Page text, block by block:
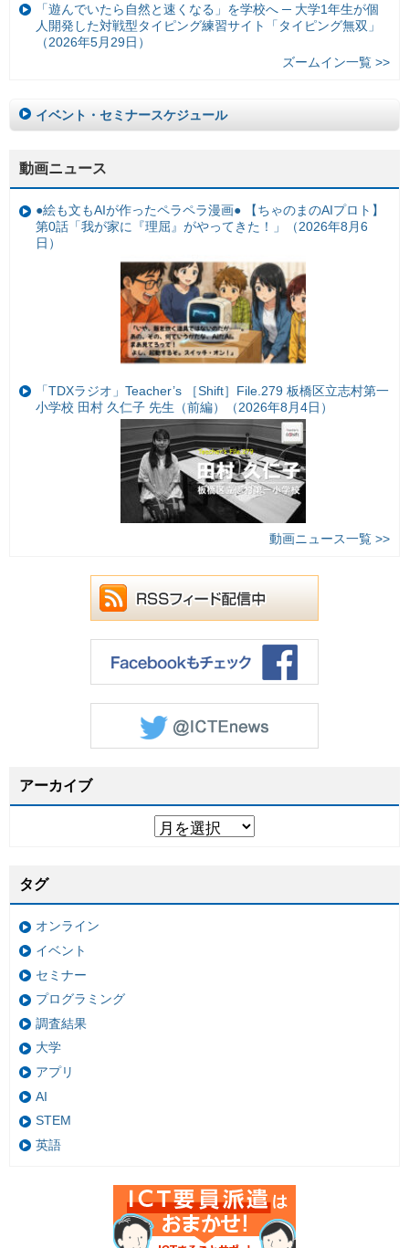
「遊んでいたら自然と速くなる」を学校へ ─ 大学1年生が個
人開発した対戦型タイピング練習サイト「タイピング無双」
（2026年5月29日）
ズームイン一覧 >>
イベント・セミナースケジュール
動画ニュース
●絵も文もAIが作ったペラペラ漫画● 【ちゃのまのAIプロト】
第0話「我が家に『理屈』がやってきた！」（2026年8月6
日）
「TDXラジオ」Teacher’s ［Shift］File.279 板橋区立志村第一
小学校 田村 久仁子 先生（前編）（2026年8月4日）
動画ニュース一覧 >>
アーカイブ
タグ
オンライン
イベント
セミナー
プログラミング
調査結果
大学
アプリ
AI
STEM
英語